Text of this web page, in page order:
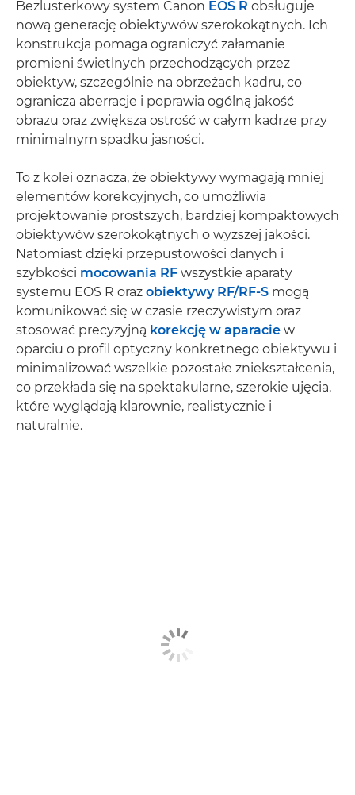
Bezlusterkowy system Canon EOS R obsługuje
nową generację obiektywów szerokokątnych. Ich
konstrukcja pomaga ograniczyć załamanie
promieni świetlnych przechodzących przez
obiektyw, szczególnie na obrzeżach kadru, co
ogranicza aberracje i poprawia ogólną jakość
obrazu oraz zwiększa ostrość w całym kadrze przy
minimalnym spadku jasności.
To z kolei oznacza, że obiektywy wymagają mniej
elementów korekcyjnych, co umożliwia
projektowanie prostszych, bardziej kompaktowych
obiektywów szerokokątnych o wyższej jakości.
Natomiast dzięki przepustowości danych i
szybkości mocowania RF wszystkie aparaty
systemu EOS R oraz obiektywy RF/RF-S mogą
komunikować się w czasie rzeczywistym oraz
stosować precyzyjną korekcję w aparacie w
oparciu o profil optyczny konkretnego obiektywu i
minimalizować wszelkie pozostałe zniekształcenia,
co przekłada się na spektakularne, szerokie ujęcia,
które wyglądają klarownie, realistycznie i
naturalnie.